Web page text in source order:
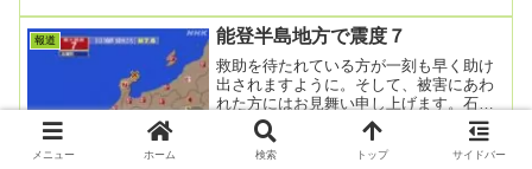
報道 能登半島地方で震度７
救助を待たれている方が一刻も早く助け
出されますように。そして、被害にあわ
れた方にはお見舞い申し上げます。石川
県能登地方で震度7の地震 新潟県でも震
度6弱 M7....
メニュー ホーム 検索 トップ サイドバー